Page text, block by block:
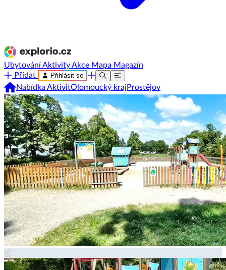
UbytováníAktivityAkce Mapa Magazín
Přidat
Přihlásit se
Nabídka AktivitOlomoucký kraj Prostějov